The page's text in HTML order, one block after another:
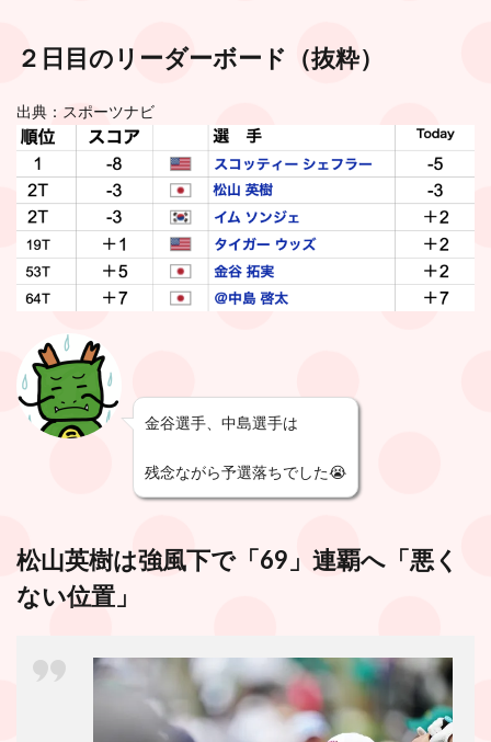
２日目のリーダーボード（抜粋）
出典：スポーツナビ
金谷選手、中島選手は
残念ながら予選落ちでした😭
松山英樹は強風下で「69」連覇へ「悪く
ない位置」